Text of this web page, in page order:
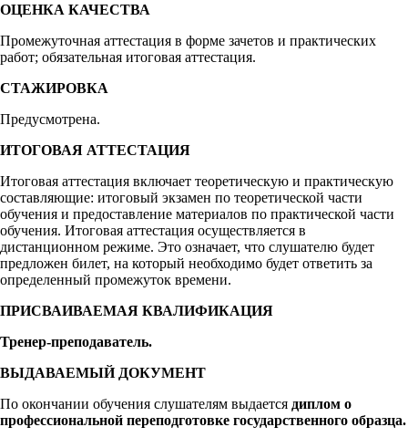
ОЦЕНКА КАЧЕСТВА
Промежуточная аттестация в форме зачетов и практических
работ; обязательная итоговая аттестация.
СТАЖИРОВКА
Предусмотрена.
ИТОГОВАЯ АТТЕСТАЦИЯ
Итоговая аттестация включает теоретическую и практическую
составляющие: итоговый экзамен по теоретической части
обучения и предоставление материалов по практической части
обучения. Итоговая аттестация осуществляется в
дистанционном режиме. Это означает, что слушателю будет
предложен билет, на который необходимо будет ответить за
определенный промежуток времени.
ПРИСВАИВАЕМАЯ КВАЛИФИКАЦИЯ
Тренер-преподаватель.
ВЫДАВАЕМЫЙ ДОКУМЕНТ
По окончании обучения слушателям выдается диплом о
профессиональной переподготовке государственного образца.